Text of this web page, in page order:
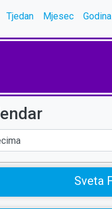
Tjedan Mjesec Godina
Sveta